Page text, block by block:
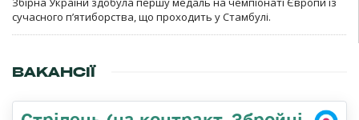
сучасного п’ятиборства, що проходить у Стамбулі.
ВАКАНСІЇ